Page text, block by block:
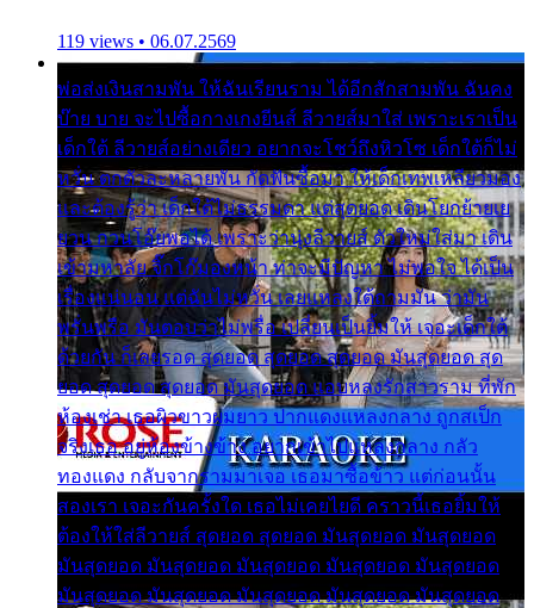
119 views • 06.07.2569
พ่อส่งเงินสามพัน ให้ฉันเรียนราม ได้อีกสักสามพัน ฉันคง
บ๊าย บาย จะไปซื้อกางเกงยีนส์ ลีวายส์มาใส่ เพราะเราเป็น
เด็กใต้ ลีวายส์อย่างเดียว อยากจะโชว์ถึงหิวโซ เด็กใต้ก็ไม่
หวั่น ตกตัวละหลายพัน กัดฟันซื้อมา ให้เด็กเทพเหลียวมอง
และต้องรู้ว่า เด็กใต้ไม่ธรรมดา แต่สุดยอด เดินโยกย้ายเย
ยวน กวนโอ๊ยพอได้ เพราะว่านุ่งลีวายส์ ตัวใหม่ใส่มา เดิน
เข้ามหาลัย จิ๊กโก๊มองหน้า ท่าจะมีปัญหา ไม่พอใจ ได้เป็น
เรื่องแน่นอน แต่ฉันไม่หวั่น เลยแหลงใต้ถามมัน ว่ามัน
พรั่นพรือ มันตอบว่าไม่พรื่อ เปลี่ยนเป็นยิ้มให้ เจอะเด็กใต้
ด้วยกัน ก็เลยรอด สุดยอด สุดยอด สุดยอด มันสุดยอด สุด
ยอด สุดยอด สุดยอด มันสุดยอด แอบหลงรักสาวราม ที่พัก
ห้องเช่า เธอผิวขาวผมยาว ปากแดงแหลงกลาง ถูกสเป็ก
จริงเธอ อยู่ห้องข้างข้าง อยากเข้าไปแหลงกลาง กลัว
ทองแดง กลับจากรามมาเจอ เธอมาซื้อข้าว แต่ก่อนนั้น
สองเรา เจอะกันครั้งใด เธอไม่เคยไยดี คราวนี้เธอยิ้มให้
ต้องให้ใส่ลีวายส์ สุดยอด สุดยอด มันสุดยอด มันสุดยอด
มันสุดยอด มันสุดยอด มันสุดยอด มันสุดยอด มันสุดยอด
มันสุดยอด มันสุดยอด มันสุดยอด มันสุดยอด มันสุดยอด